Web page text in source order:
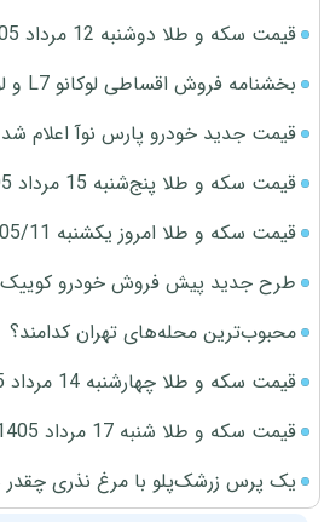
قیمت سکه و طلا دوشنبه 12 مرداد 1405
بخشنامه فروش اقساطی لوکانو L7 و لوکانو L8 (مرداد 1405)
قیمت جدید خودرو پارس نوآ اعلام شد
قیمت سکه و طلا پنج‌شنبه 15 مرداد 1405
قیمت سکه و طلا امروز یکشنبه 1405/05/11
طرح جدید پیش فروش خودرو کوییک
محبوب‌ترین محله‌های تهران کدامند؟
قیمت سکه و طلا چهارشنبه 14 مرداد 1405
قیمت سکه و طلا شنبه 17 مرداد 1405
یک پرس زرشک‌پلو با مرغ نذری چقدر